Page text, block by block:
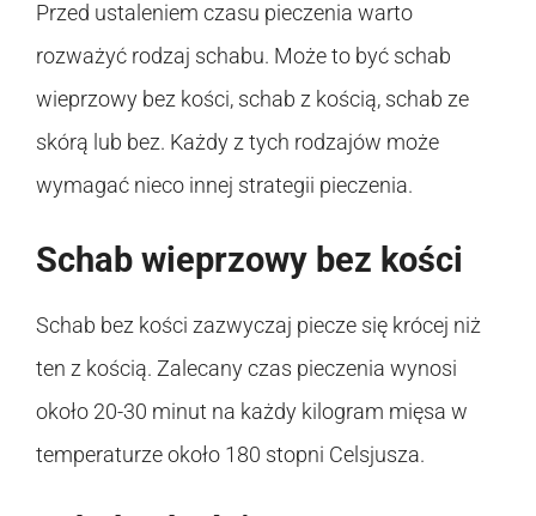
Przed ustaleniem czasu pieczenia warto
rozważyć rodzaj schabu. Może to być schab
wieprzowy bez kości, schab z kością, schab ze
skórą lub bez. Każdy z tych rodzajów może
wymagać nieco innej strategii pieczenia.
Schab wieprzowy bez kości
Schab bez kości zazwyczaj piecze się krócej niż
ten z kością. Zalecany czas pieczenia wynosi
około 20-30 minut na każdy kilogram mięsa w
temperaturze około 180 stopni Celsjusza.